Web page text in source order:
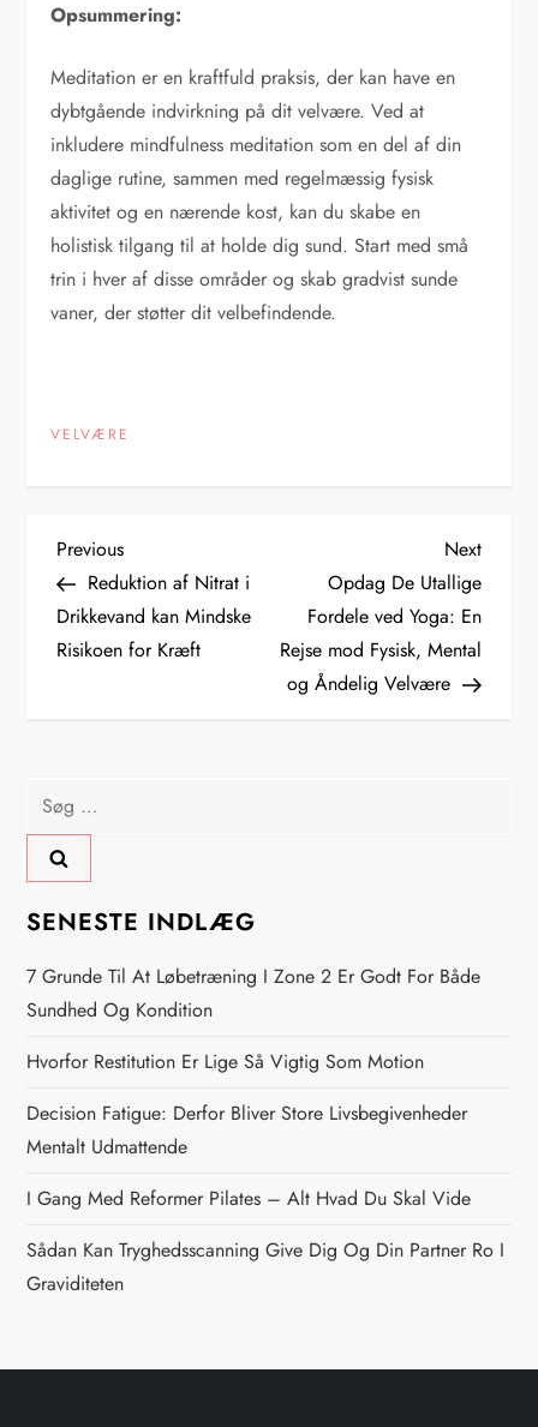
Opsummering:
Meditation er en kraftfuld praksis, der kan have en
dybtgående indvirkning på dit velvære. Ved at
inkludere mindfulness meditation som en del af din
daglige rutine, sammen med regelmæssig fysisk
aktivitet og en nærende kost, kan du skabe en
holistisk tilgang til at holde dig sund. Start med små
trin i hver af disse områder og skab gradvist sunde
vaner, der støtter dit velbefindende.
VELVÆRE
I
n
d
g
s
a
v
i
g
a
t
Previous
Post
Previous
Reduktion af Nitrat i
Drikkevand kan Mindske
Risikoen for Kræft
Next
Post
Next
Opdag De Utallige
Fordele ved Yoga: En
Rejse mod Fysisk, Mental
og Åndelig Velvære
Søg
efter:
SENESTE INDLÆG
7 Grunde Til At Løbetræning I Zone 2 Er Godt For Både
Sundhed Og Kondition
Hvorfor Restitution Er Lige Så Vigtig Som Motion
Decision Fatigue: Derfor Bliver Store Livsbegivenheder
Mentalt Udmattende
I Gang Med Reformer Pilates – Alt Hvad Du Skal Vide
Sådan Kan Tryghedsscanning Give Dig Og Din Partner Ro I
Graviditeten